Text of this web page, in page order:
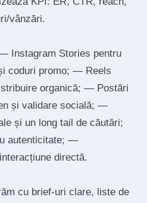
vânzări.
Instagram Stories pentru
coduri promo; — Reels
organică; — Postări
și validare socială; —
și un long tail de căutări;
autenticitate; —
directă.
cu brief‑uri clare, liste de